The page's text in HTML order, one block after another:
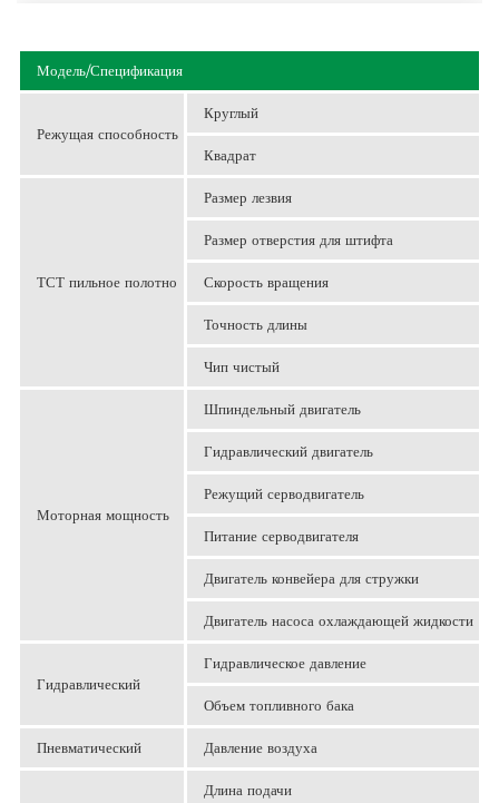
Модель/Спецификация
Режущая способность
Круглый
Квадрат
ТСТ пильное полотно
Размер лезвия
Размер отверстия для штифта
Скорость вращения
Точность длины
Чип чистый
Моторная мощность
Шпиндельный двигатель
Гидравлический двигатель
Режущий серводвигатель
Питание серводвигателя
Двигатель конвейера для стружки
Двигатель насоса охлаждающей жидкости
Гидравлический
Гидравлическое давление
Объем топливного бака
Пневматический Давление воздуха
Длина подачи